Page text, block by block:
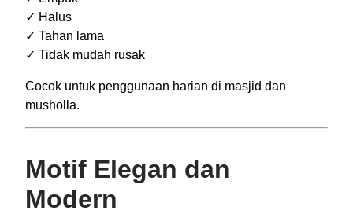
✓ Halus
✓ Tahan lama
✓ Tidak mudah rusak
Cocok untuk penggunaan harian di masjid dan
musholla.
Motif Elegan dan
Modern